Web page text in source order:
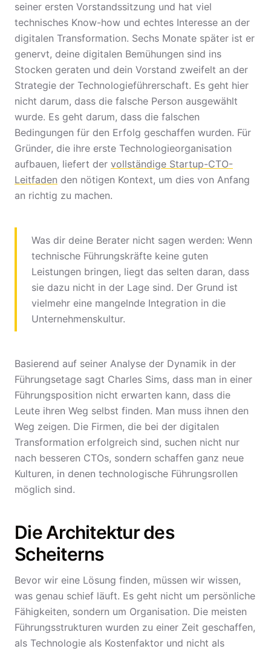
seiner ersten Vorstandssitzung und hat viel
technisches Know-how und echtes Interesse an der
digitalen Transformation. Sechs Monate später ist er
genervt, deine digitalen Bemühungen sind ins
Stocken geraten und dein Vorstand zweifelt an der
Strategie der Technologieführerschaft. Es geht hier
nicht darum, dass die falsche Person ausgewählt
wurde. Es geht darum, dass die falschen
Bedingungen für den Erfolg geschaffen wurden. Für
Gründer, die ihre erste Technologieorganisation
aufbauen, liefert der vollständige Startup-CTO-
Leitfaden den nötigen Kontext, um dies von Anfang
an richtig zu machen.
Was dir deine Berater nicht sagen werden: Wenn
technische Führungskräfte keine guten
Leistungen bringen, liegt das selten daran, dass
sie dazu nicht in der Lage sind. Der Grund ist
vielmehr eine mangelnde Integration in die
Unternehmenskultur.
Basierend auf seiner Analyse der Dynamik in der
Führungsetage sagt Charles Sims, dass man in einer
Führungsposition nicht erwarten kann, dass die
Leute ihren Weg selbst finden. Man muss ihnen den
Weg zeigen. Die Firmen, die bei der digitalen
Transformation erfolgreich sind, suchen nicht nur
nach besseren CTOs, sondern schaffen ganz neue
Kulturen, in denen technologische Führungsrollen
möglich sind.
Die Architektur des
Scheiterns
Bevor wir eine Lösung finden, müssen wir wissen,
was genau schief läuft. Es geht nicht um persönliche
Fähigkeiten, sondern um Organisation. Die meisten
Führungsstrukturen wurden zu einer Zeit geschaffen,
als Technologie als Kostenfaktor und nicht als